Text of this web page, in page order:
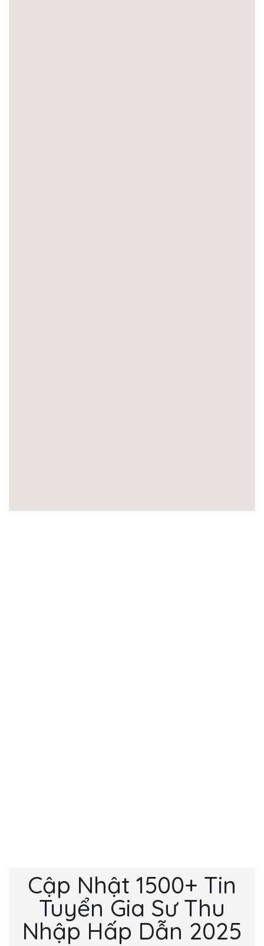
Cập Nhật 1500+ Tin
Tuyển Gia Sư Thu
Nhập Hấp Dẫn 2025